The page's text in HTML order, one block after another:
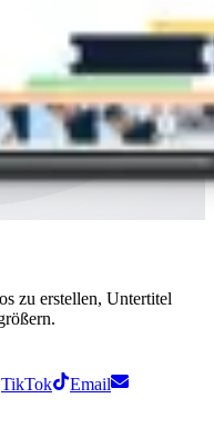
zu erstellen, Untertitel
TikTok
Email